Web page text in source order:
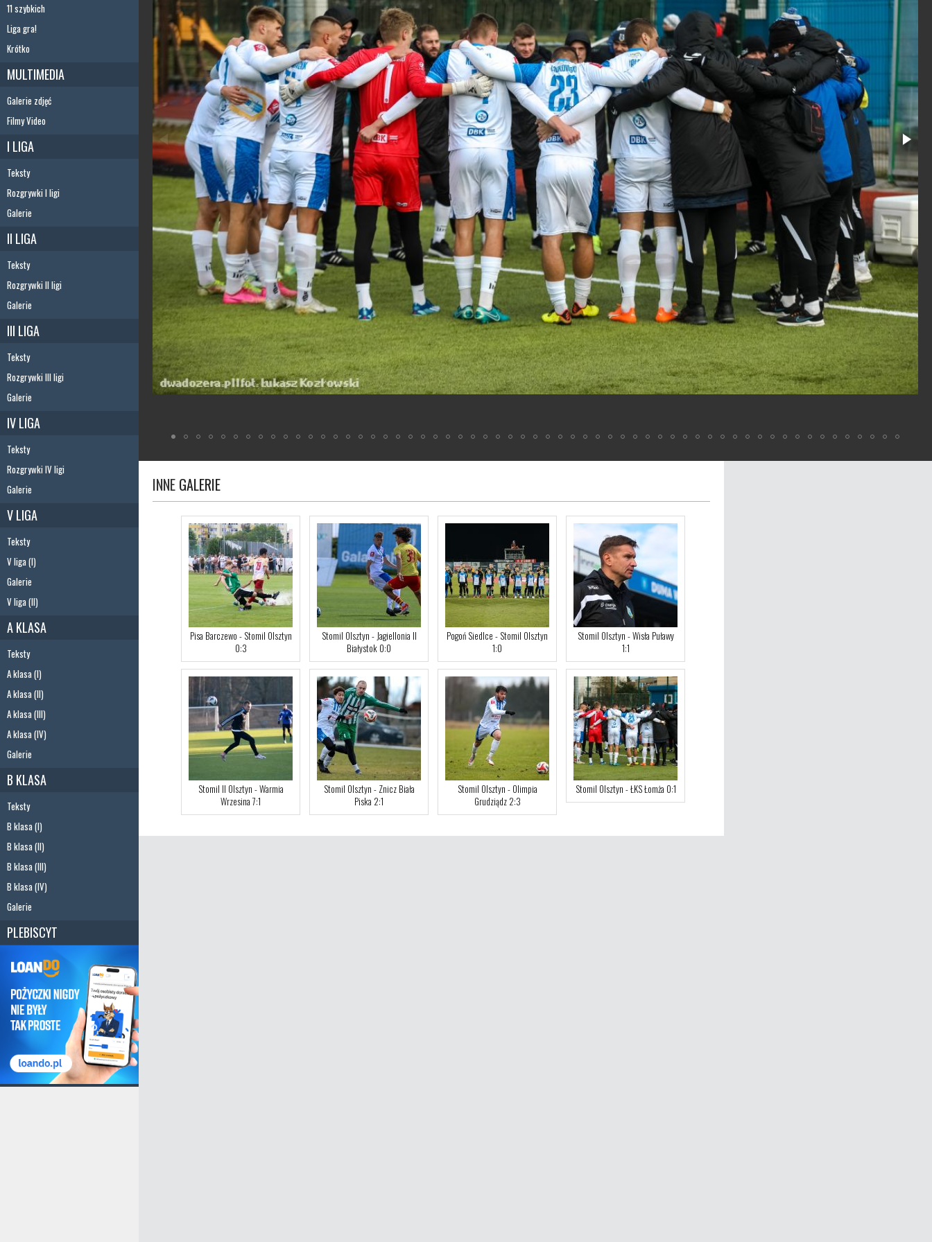
11 szybkich
Liga gra!
Krótko
MULTIMEDIA
Galerie zdjęć
Filmy Video
I LIGA
Teksty
Rozgrywki I ligi
Galerie
II LIGA
Teksty
Rozgrywki II ligi
Galerie
III LIGA
Teksty
Rozgrywki III ligi
Galerie
IV LIGA
Teksty
Rozgrywki IV ligi
Galerie
V LIGA
Teksty
V liga (I)
Galerie
V liga (II)
A KLASA
Teksty
A klasa (I)
A klasa (II)
A klasa (III)
A klasa (IV)
Galerie
B KLASA
Teksty
B klasa (I)
B klasa (II)
B klasa (III)
B klasa (IV)
Galerie
PLEBISCYT
INNE GALERIE
Pisa Barczewo - Stomil Olsztyn
0:3
Stomil Olsztyn - Jagiellonia II
Białystok 0:0
Pogoń Siedlce - Stomil Olsztyn
1:0
Stomil Olsztyn - Wisła Puławy
1:1
Stomil II Olsztyn - Warmia
Wrzesina 7:1
Stomil Olsztyn - Znicz Biała
Piska 2:1
Stomil Olsztyn - Olimpia
Grudziądz 2:3
Stomil Olsztyn - ŁKS Łomża 0:1